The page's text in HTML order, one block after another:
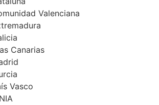
Valenciana
Canarias
Vasco